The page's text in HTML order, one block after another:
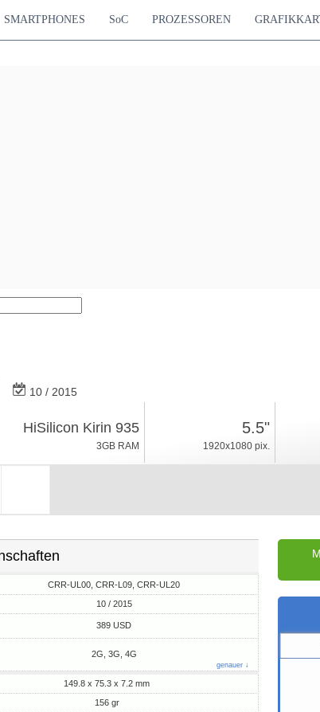
SMARTPHONES SoC PROZESSOREN
10 / 2015
Android 5.1, EMUI 3
32/64/128GB ROM
HiSilicon Kirin 935
3GB RAM
5.5"
1920x1080 pix.
CRR-UL00, CRR-L09, CRR-UL20
10 / 2015
389 USD
2G, 3G, 4G
genauer ↓
149.8 x 75.3 x 7.2 mm
156 gr